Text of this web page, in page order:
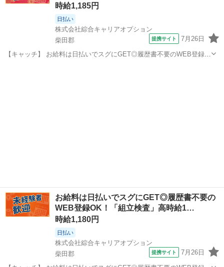
時給1,185円
日払い
株式会社綜合キャリアオプション
柴田郡
提携サイト 7月26日
【キャッチ】 お給料は日払いでスグにGET◎履歴書不要のWEB登録
お給料は日払いでスグにGET◎履歴書不要の
WEB登録OK！「組立検査」高時給1…
時給1,180円
日払い
株式会社綜合キャリアオプション
柴田郡
提携サイト 7月26日